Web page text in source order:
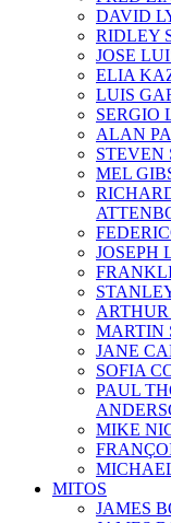
DAVID
RIDLEY
JOSE
ELIA
LUIS
SERGIO
ALAN
STEVEN
MEL
JOSEPH
MARTIN
JANE
SOFIA
PAUL
MIKE
MITOS
JAMES